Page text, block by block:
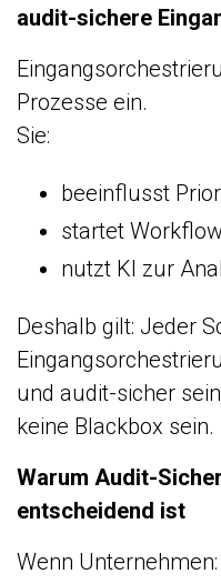
audit-sichere
Prozesse ein.
Sie:
beeinflusst
startet
nutzt KI zur
Deshalb gilt: Jeder
und audit-sicher
keine Blackbox sein.
Warum Audit-
entscheidend ist
Wenn Unternehmen: